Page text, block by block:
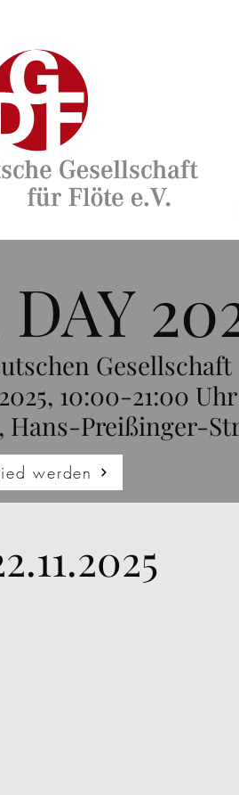
Gesellschaft
10:00-21:00 Uhr
Preißinger-
werden